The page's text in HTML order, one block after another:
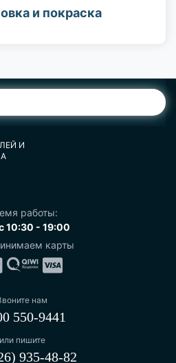
и покраска
И
работы:
10:30 - 19:00
карты
нам
550-9441
или пишите
935-48-82